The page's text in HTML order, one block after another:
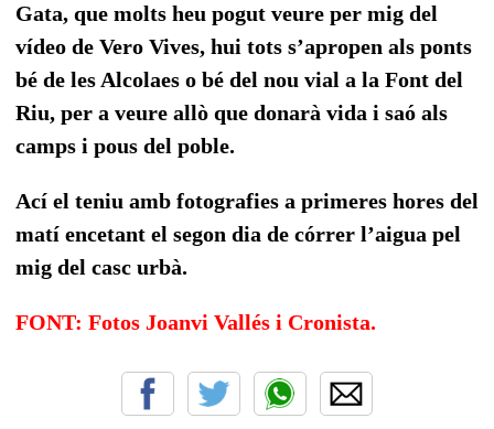
Gata, que molts heu pogut veure per mig del
vídeo de Vero Vives, hui tots s’apropen als ponts
bé de les Alcolaes o bé del nou vial a la Font del
Riu, per a veure allò que donarà vida i saó als
camps i pous del poble.
Ací el teniu amb fotografies a primeres hores del
matí encetant el segon dia de córrer l’aigua pel
mig del casc urbà.
FONT: Fotos Joanvi Vallés i Cronista.